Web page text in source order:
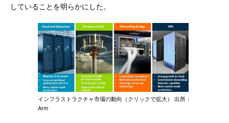
していることを明らかにした。
インフラストラクチャ市場の動向（クリックで拡大） 出所：
Arm